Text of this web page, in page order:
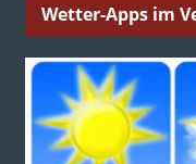
Wetter-Apps im